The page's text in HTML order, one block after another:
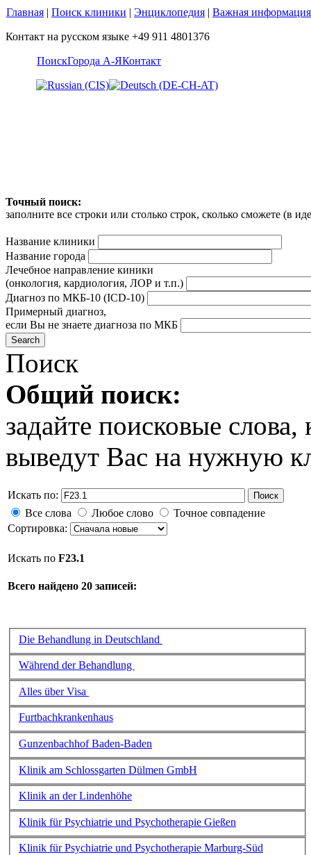
Главная | Поиск клиники | Энциклопедия | Важная информация
Контакт на русском языке +49 911 4801376
ПоискГорода А-ЯКонтакт
Точный поиск:
заполните все строки или столько строк, сколько сможете (в
Название клиники
Название города
Лечебное направление киники
(онкология, кардиология, ЛОР и т.п.)
Диагноз по МКБ-10 (ICD-10)
Примерный диагноз,
если Вы не знаете диагноза по МКБ
Поиск
Общий поиск:
задайте поисковые
выведут Вас на нужную
Искать по: Поиск
Все слова Любое слово
Точное совпадение
Сортировка:
Искать по F23.1
Всего найдено 20 записей:
Die Behandlung in Deutschland
Während der Behandlung
Alles über Visa
Furtbachkrankenhaus
Gunzenbachhof Baden-Baden
Klinik am Schlossgarten Dülmen GmbH
Klinik an der Lindenhöhe
Klinik für Psychiatrie und Psychotherapie Gießen
Klinik für Psychiatrie und Psychotherapie Marburg-Süd